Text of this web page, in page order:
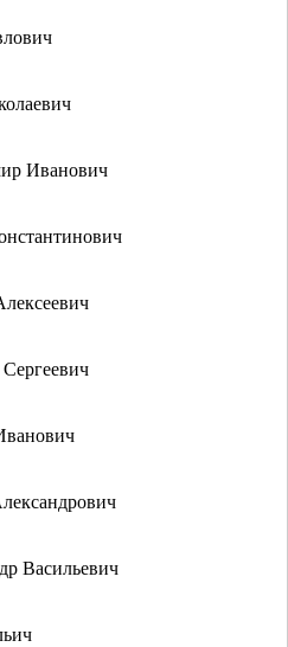
Иванович
Васильевич